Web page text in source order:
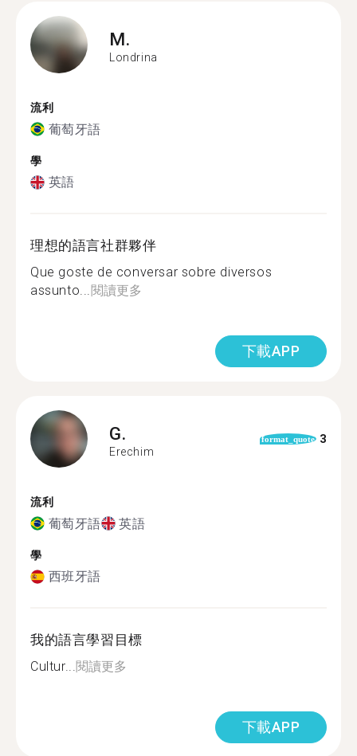
M.
Londrina
流利
葡萄牙語
學
英語
理想的語言社群夥伴
Que goste de conversar sobre diversos
assunto...閱讀更多
下載APP
G.
Erechim
format_quote 3
流利
葡萄牙語 英語
學
西班牙語
我的語言學習目標
Cultur...閱讀更多
下載APP